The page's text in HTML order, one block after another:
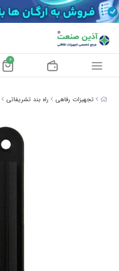
تجهیزات رفاهی راه بند تشریفاتی
0